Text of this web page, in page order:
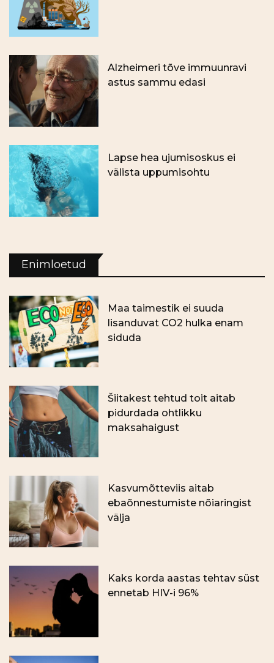
Alzheimeri tõve immuunravi
astus sammu edasi
Lapse hea ujumisoskus ei
välista uppumisohtu
Enimloetud
Maa taimestik ei suuda
lisanduvat CO2 hulka enam
siduda
Šiitakest tehtud toit aitab
pidurdada ohtlikku
maksahaigust
Kasvumõtteviis aitab
ebaõnnestumiste nõiaringist
välja
Kaks korda aastas tehtav süst
ennetab HIV-i 96%